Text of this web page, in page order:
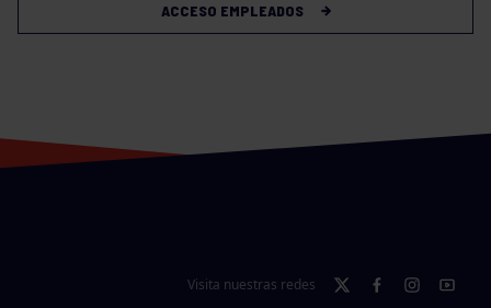
ACCESO EMPLEADOS
Visita nuestras redes